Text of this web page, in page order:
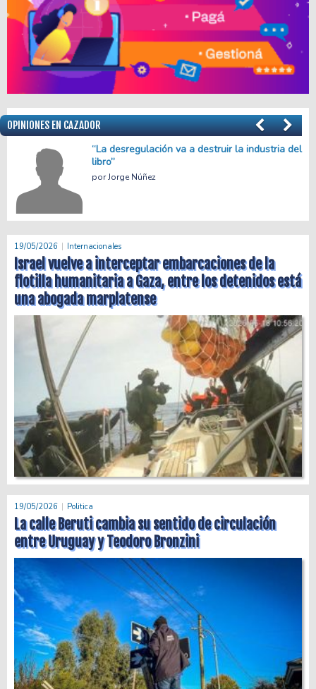
OPINIONES EN CAZADOR
Menos empleo, más precariedad
Facundo Apache Villalba
19/05/2026 Internacionales
Israel vuelve a interceptar embarcaciones de la
flotilla humanitaria a Gaza, entre los detenidos está
una abogada marplatense
19/05/2026 Politica
La calle Beruti cambia su sentido de circulación
entre Uruguay y Teodoro Bronzini